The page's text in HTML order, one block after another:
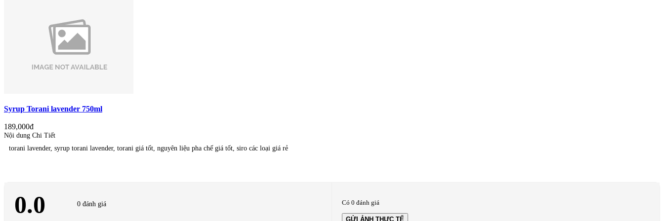
Syrup Torani lavender 750ml
189,000đ
Nội dung Chi Tiết
torani lavender, syrup torani lavender, torani giá tốt, nguyên liệu pha chế giá tốt, siro các loại giá rẻ
0.0 0 đánh giá Có 0 đánh giá
GỬI ẢNH THỰC TẾ